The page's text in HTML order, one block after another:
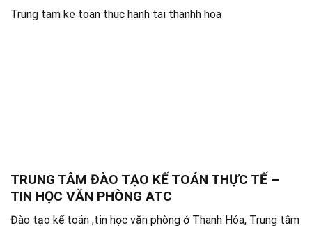
Trung tam ke toan thuc hanh tai thanhh hoa
TRUNG TÂM ĐÀO TẠO KẾ TOÁN THỰC TẾ –
TIN HỌC VĂN PHÒNG ATC
Đào tạo kế toán ,tin học văn phòng ở Thanh Hóa, Trung tâm